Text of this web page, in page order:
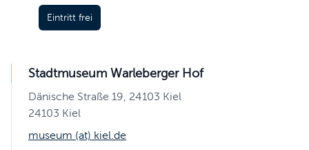
Eintritt frei
Stadtmuseum Warleberger Hof
Dänische Straße 19, 24103 Kiel
24103 Kiel
museum (at) kiel.de